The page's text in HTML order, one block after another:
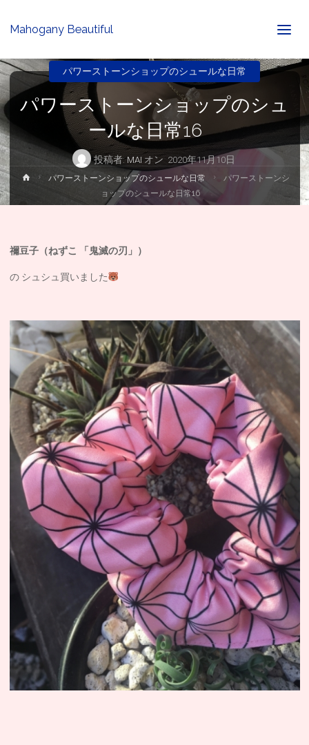
Mahogany Beautiful
パワーストーンショップのシュ
ールな日常16
投稿者: MAI オン 2020年11月10日
パワーストーンショップのシュールな日常
ホ
ム
パワーストーンショップのシュールな日常
パワーストーンシ
ョップのシュールな日常16
禰豆子（ねずこ 「 鬼滅の刃」）
の シュシュ買いました